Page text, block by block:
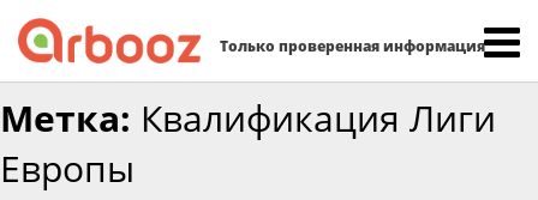
Только проверенная информация
to
content
Метка: Квалификация Лиги
Европы
Найти: